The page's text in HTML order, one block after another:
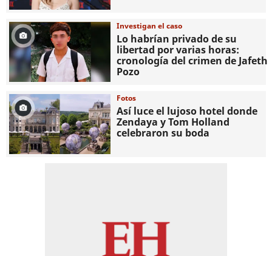
Investigan el caso
Lo habrían privado de su
libertad por varias horas:
cronología del crimen de Jafeth
Pozo
Fotos
Así luce el lujoso hotel donde
Zendaya y Tom Holland
celebraron su boda